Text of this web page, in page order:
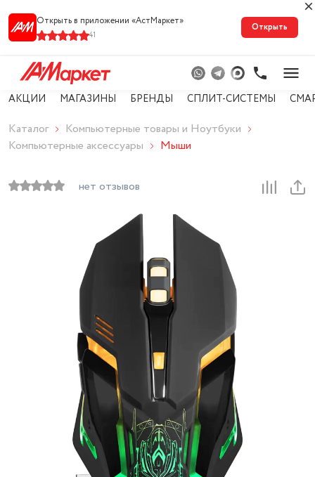
Открыть в приложении «АстМарке‪т‬»
41
Открыть
АКЦИИ МАГАЗИНЫ БРЕНДЫ СПЛИТ-СИСТЕМЫ
Каталог
Компьютерные товары и Ноутбуки
Компьютерные аксессуары
Мыши
нет отзывов